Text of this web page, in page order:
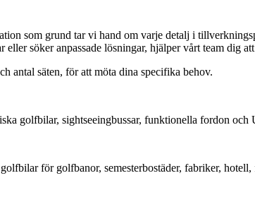
som grund tar vi hand om varje detalj i
söker anpassade lösningar, hjälper vårt team dig
antal säten, för att möta dina specifika behov.
golfbilar, sightseeingbussar, funktionella fordon och
för golfbanor, semesterbostäder, fabriker,